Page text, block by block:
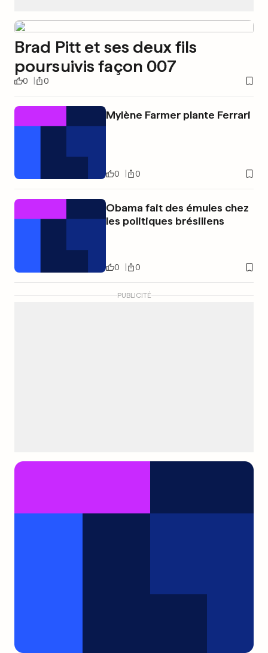
Brad Pitt et ses deux fils
poursuivis façon 007
0 0
Mylène Farmer plante Ferrari
0 0
Obama fait des émules chez
les politiques brésiliens
0 0
PUBLICITÉ